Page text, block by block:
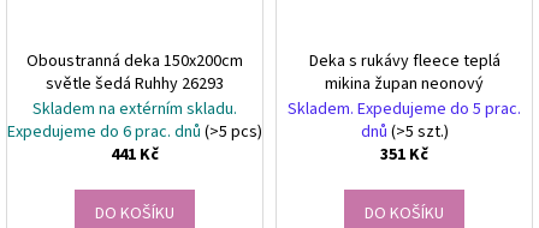
Oboustranná deka 150x200cm
světle šedá Ruhhy 26293
Skladem na extérním skladu.
Expedujeme do 6 prac. dnů (>5 pcs)
441 Kč
DO KOŠÍKU
Deka s rukávy fleece teplá
mikina župan neonový
Skladem. Expedujeme do 5 prac.
dnů (>5 szt.)
351 Kč
DO KOŠÍKU